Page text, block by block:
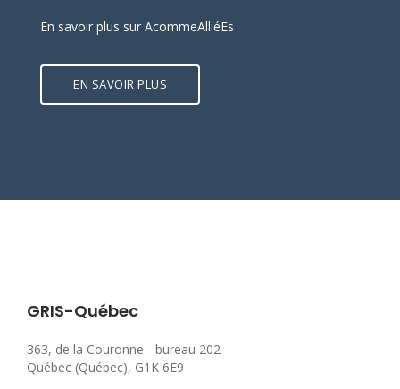
En savoir plus sur AcommeAlliéEs
EN SAVOIR PLUS
GRIS-Québec
363, de la Couronne - bureau 202
Québec (Québec), G1K 6E9